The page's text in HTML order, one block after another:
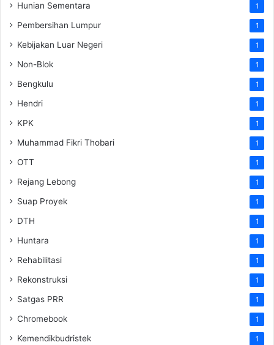
Hunian Sementara 1
Pembersihan Lumpur 1
Kebijakan Luar Negeri 1
Non-Blok 1
Bengkulu 1
Hendri 1
KPK 1
Muhammad Fikri Thobari 1
OTT 1
Rejang Lebong 1
Suap Proyek 1
DTH 1
Huntara 1
Rehabilitasi 1
Rekonstruksi 1
Satgas PRR 1
Chromebook 1
Kemendikbudristek 1